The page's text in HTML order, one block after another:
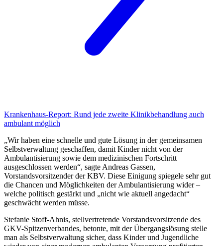
Krankenhaus-Report: Rund jede zweite Klinikbehandlung auch
ambulant möglich
„Wir haben eine schnelle und gute Lösung in der gemeinsamen
Selbstverwaltung geschaffen, damit Kinder nicht von der
Ambulantisierung sowie dem medizinischen Fortschritt
ausgeschlossen werden“, sagte Andreas Gassen,
Vorstandsvorsitzender der KBV. Diese Einigung spiegele sehr gut
die Chancen und Möglichkeiten der Ambulantisierung wider –
welche politisch gestärkt und „nicht wie aktuell angedacht“
geschwächt werden müsse.
Stefanie Stoff-Ahnis, stellvertretende Vorstandsvorsitzende des
GKV-Spitzenverbandes, betonte, mit der Übergangslösung stelle
man als Selbstverwaltung sicher, dass Kinder und Jugendliche